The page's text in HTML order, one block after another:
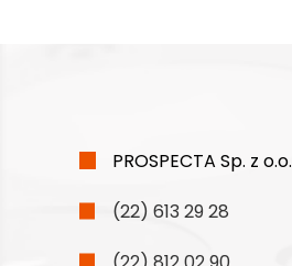
PROSPECTA Sp. z o.o.
(22) 613 29 28